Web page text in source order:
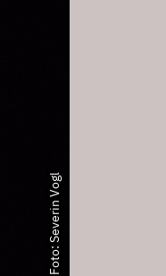
Foto: Severin Vogl